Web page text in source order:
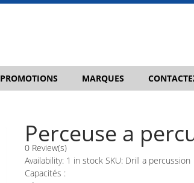
PROMOTIONS MARQUES
Perceuse a
0 Review(s)
Availability: 1 in stock SKU: Drill a percussion
Capacités :